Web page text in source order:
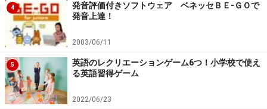
4
発音評価付きソフトウェア ベネッセＢＥ-ＧＯで
発音上達！
2003/06/11
5
英語のレクリエーションゲーム6つ！小学校で使え
る英語習得ゲーム
2022/06/23